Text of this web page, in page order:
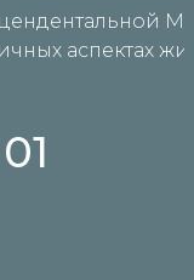
аспектах
01